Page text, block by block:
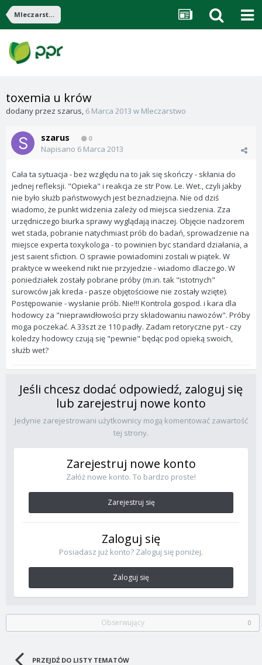
Mleczarstwo
toxemia u krów
dodany przez szarus, 6 Marca 2013 w Mleczarstwo
szarus 0
Napisano 6 Marca 2013
Cała ta sytuacja - bez względu na to jak się skończy - skłania do
jednej refleksji. "Opieka" i reakcja ze str Pow. Le. Wet., czyli jakby
nie było służb państwowych jest beznadziejna. Nie od dziś
wiadomo, że punkt widzenia zależy od miejsca siedzenia. Zza
urzędniczego biurka sprawy wyglądają inaczej. Objęcie nadzorem
wet stada, pobranie natychmiast prób do badań, sprowadzenie na
miejsce experta toxykologa - to powinien byc standard działania, a
jest saient sfiction. O sprawie powiadomini zostali w piątek. W
praktyce w weekend nikt nie przyjedzie - wiadomo dlaczego. W
poniedziałek zostały pobrane próby (m.in. tak "istotnych"
surowców jak kreda - pasze objętościowe nie zostały wzięte).
Postępowanie - wysłanie prób. Nie!!! Kontrola gospod. i kara dla
hodowcy za "nieprawidłowości przy składowaniu nawozów". Próby
moga poczekać. A 33szt ze 110 padły. Zadam retoryczne pyt - czy
koledzy hodowcy czują się "pewnie" będąc pod opieką swoich,
służb wet?
Jeśli chcesz dodać odpowiedź, zaloguj się
lub zarejestruj nowe konto
Jedynie zarejestrowani użytkownicy mogą komentować zawartość
tej strony.
Zarejestruj nowe konto
Załóż nowe konto. To bardzo proste!
Zarejestruj się
Zaloguj się
Posiadasz już konto? Zaloguj się poniżej.
Zaloguj się
Obserwujący 0
PRZEJDŹ DO LISTY TEMATÓW